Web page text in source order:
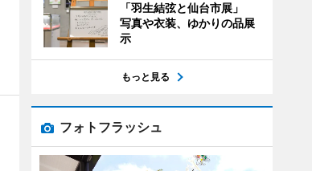
「羽生結弦と仙台市展」
写真や衣装、ゆかりの品展
示
もっと見る
フォトフラッシュ